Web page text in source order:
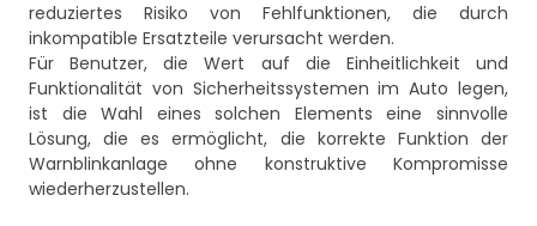
reduziertes Risiko von Fehlfunktionen, die durch
inkompatible Ersatzteile verursacht werden.
Für Benutzer, die Wert auf die Einheitlichkeit und
Funktionalität von Sicherheitssystemen im Auto legen,
ist die Wahl eines solchen Elements eine sinnvolle
Lösung, die es ermöglicht, die korrekte Funktion der
Warnblinkanlage ohne konstruktive Kompromisse
wiederherzustellen.